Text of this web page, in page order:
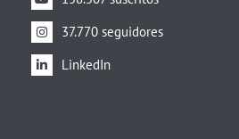
37.770 seguidores
LinkedIn